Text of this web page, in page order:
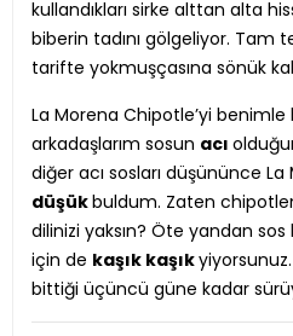
kullandıkları sirke alttan alta
biberin tadını gölgeliyor. Tam
tarifte yokmuşçasına sönük
La Morena Chipotle’yi benimle
arkadaşlarım sosun acı
diğer acı sosları düşününce La
düşükbuldum. Zaten
dilinizi yaksın? Öte yandan
için de kaşık kaşıkyiyorsunuz.
bittiği üçüncü güne kadar